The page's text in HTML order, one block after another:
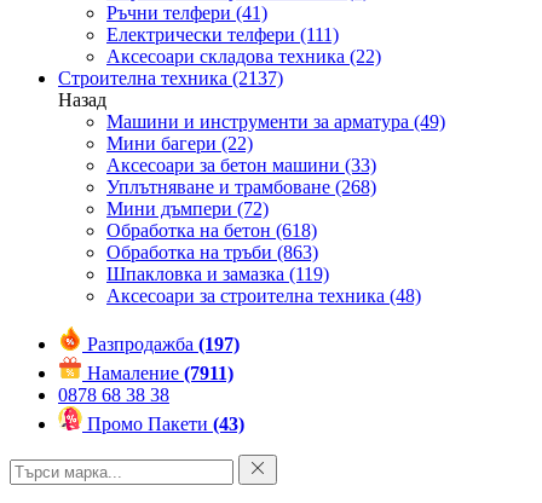
Ръчни телфери (41)
Електрически телфери (111)
Аксесоари складова техника (22)
Строителна техника (2137)
Назад
Машини и инструменти за арматура (49)
Мини багери (22)
Аксесоари за бетон машини (33)
Уплътняване и трамбоване (268)
Мини дъмпери (72)
Обработка на бетон (618)
Обработка на тръби (863)
Шпакловка и замазка (119)
Аксесоари за строителна техника (48)
Разпродажба (197)
Намаление (7911)
0878 68 38 38
Промо Пакети (43)